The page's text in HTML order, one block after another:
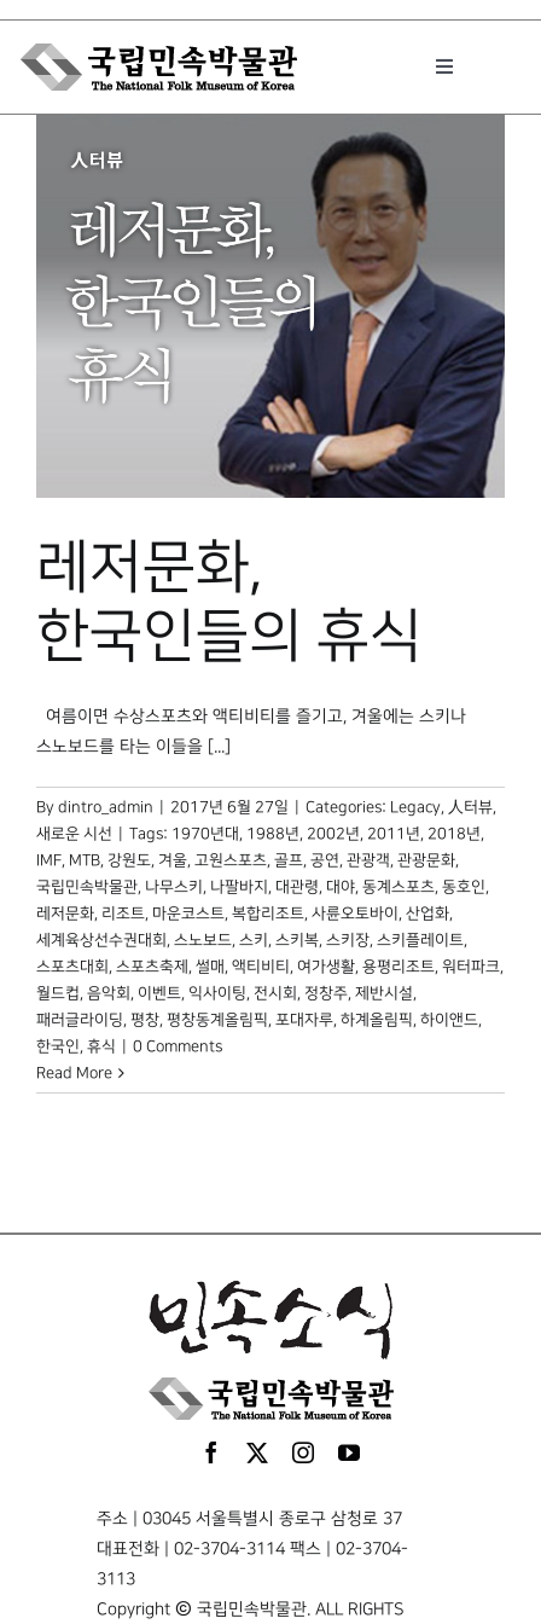
Skip
content
Toggle
박물관에서는
민속이야기
민속 인사이드
박물관 홈페이지
레저문화,
한국인들의 휴식
여름이면 수상스포츠와 액티비티를 즐기고, 겨울에는 스키나
스노보드를 타는 이들을 [...]
By dintro_admin 2017년 6월 27일 Categories: Legacy, 人터뷰,
새로운 시선
Tags: 1970년대 , 1988년, 2002년, 2011년, 2018년,
IMF, MTB, 강원도, 겨울, 고원스포츠, 골프, 공연, 관광객, 관광문화,
국립민속박물관, 나무스키 , 나팔바지 , 대관령, 대야, 동계스포츠, 동호인,
레저문화, 리조트, 마운코스트, 복합리조트, 사륜오토바이 , 산업화,
세계육상선수권대회 , 스노보드, 스키 , 스키복, 스키장, 스키플레이트,
스포츠대회 , 스포츠축제 , 썰매 , 액티비티 , 여가생활, 용평리조트, 워터파크,
월드컵, 음악회 , 이벤트, 익사이팅, 전시회 , 정창주, 제반시설,
패러글라이딩, 평창, 평창동계올림픽, 포대자루, 하계올림픽, 하이앤드,
한국인, 휴식
0 Comments
Read More
주소 | 03045 서울특별시 종로구 삼청로 37
대표전화 | 02-3704-3114 팩스 | 02-3704-
3113
Copyright © 국립민속박물관. ALL RIGHTS